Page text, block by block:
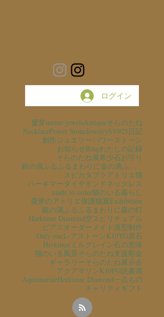
ログイン
愛芽meme-jewelsAntiqueそらのたね
NecklacePower StoneJewelrySV925日記
創作ジュエリーパワーストーン
お知らせRingわたしの記録
そらのたね展希少石お守り
銀の滴ふるふるまわりに金の滴ふるふるまわりに
スピカタブラ アトリエ猫
ハーキマーダイヤモンドネックレス
made to order猫のいる暮らし
愛芽のアトリエ保護猫翼Exihibition
銀の滴ふるふるまわりに森の灯
Harkimar Diamond空スピリチュアル
ピアスオーダーメイド原型制作
Only oneレアストーンK10YG原石
Herkimarミルグレイン石の意味
猫のいる風景そらのたね支援彫金
ギャラリーそらのたね展示会
アクアマリンK10PG読書滴
AquamarineHerkimar Diamond一点もの
チャリティ ギフト